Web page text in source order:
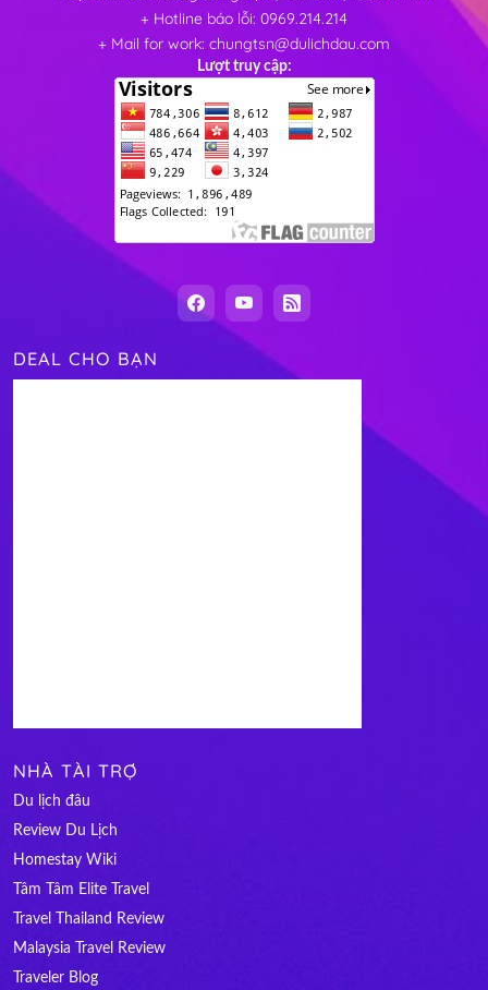
+ Hotline báo lỗi: 0969.214.214
+ Mail for work: chungtsn@dulichdau.com
Lượt truy cập:
DEAL CHO BẠN
NHÀ TÀI TRỢ
Du lịch đâu
Review Du Lịch
Homestay Wiki
Tâm Tâm Elite Travel
Travel Thailand Review
Malaysia Travel Review
Traveler Blog